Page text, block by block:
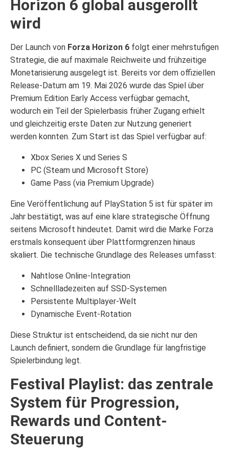
Horizon 6 global ausgerollt
wird
Der Launch von Forza Horizon 6 folgt einer mehrstufigen
Strategie, die auf maximale Reichweite und frühzeitige
Monetarisierung ausgelegt ist. Bereits vor dem offiziellen
Release-Datum am 19. Mai 2026 wurde das Spiel über
Premium Edition Early Access verfügbar gemacht,
wodurch ein Teil der Spielerbasis früher Zugang erhielt
und gleichzeitig erste Daten zur Nutzung generiert
werden konnten. Zum Start ist das Spiel verfügbar auf:
Xbox Series X und Series S
PC (Steam und Microsoft Store)
Game Pass (via Premium Upgrade)
Eine Veröffentlichung auf PlayStation 5 ist für später im
Jahr bestätigt, was auf eine klare strategische Öffnung
seitens Microsoft hindeutet. Damit wird die Marke Forza
erstmals konsequent über Plattformgrenzen hinaus
skaliert. Die technische Grundlage des Releases umfasst:
Nahtlose Online-Integration
Schnellladezeiten auf SSD-Systemen
Persistente Multiplayer-Welt
Dynamische Event-Rotation
Diese Struktur ist entscheidend, da sie nicht nur den
Launch definiert, sondern die Grundlage für langfristige
Spielerbindung legt.
Festival Playlist: das zentrale
System für Progression,
Rewards und Content-
Steuerung